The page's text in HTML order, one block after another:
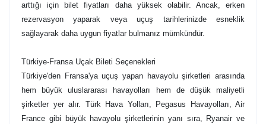
arttığı için bilet fiyatları daha yüksek olabilir. Ancak, erken
rezervasyon yaparak veya uçuş tarihlerinizde esneklik
sağlayarak daha uygun fiyatlar bulmanız mümkündür.
Türkiye-Fransa Uçak Bileti Seçenekleri
Türkiye'den Fransa'ya uçuş yapan havayolu şirketleri arasında
hem büyük uluslararası havayolları hem de düşük maliyetli
şirketler yer alır. Türk Hava Yolları, Pegasus Havayolları, Air
France gibi büyük havayolu şirketlerinin yanı sıra, Ryanair ve